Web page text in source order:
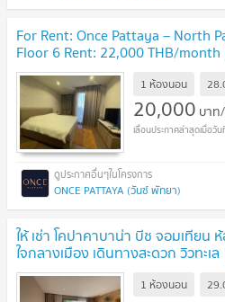
For Rent: Once Pattaya – North
Floor 6 Rent: 22,000 THB/
THB/month (1-year)
1 ห้องนอน
20,000 บาท
ONCE PATTAYA (วันซ์ พัทยา)
ให้ เช่า โคปาคาบาน่า บีช จอมเทียน
ใจกลางเมือง เดินทางสะดวก วิวทะเล
1 ห้องนอน